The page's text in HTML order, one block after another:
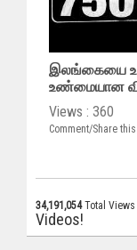
இலங்கையை
உண்மையான
Views : 360
Comment/Share
34,191,054Total
Videos!